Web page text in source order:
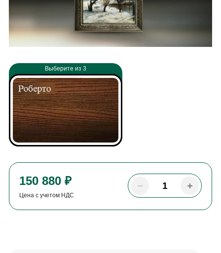
150 880 ₽
Цена с учетом НДС
Выберите из 3